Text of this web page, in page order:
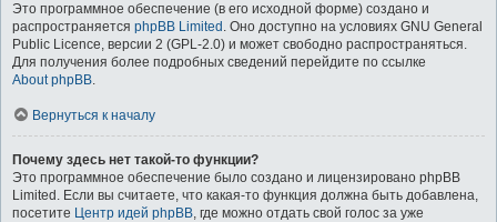
Это программное обеспечение (в его исходной форме) создано и
распространяется phpBB Limited . Оно доступно на условиях GNU General
Public Licence, версии 2 (GPL-2.0) и может свободно распространяться.
Для получения более подробных сведений перейдите по ссылке
About phpBB.
Вернуться к началу
Почему здесь нет такой-то функции?
Это программное обеспечение было создано и лицензировано phpBB
Limited. Если вы считаете, что какая-то функция должна быть добавлена,
посетите Центр идей phpBB, где можно отдать свой голос за уже